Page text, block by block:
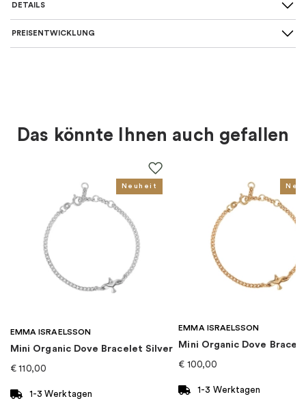
DETAILS
SKU
Damen, Herren, Kinder
: 9120700901993
Kollektion Charm Club
Charms
Marke: Thomas Sabo
PREISENTWICKLUNG
Das könnte Ihnen auch gefallen
Neuheit
EMMA ISRAELSSON
Mini Organic Dove Bracelet Silver
€ 110,00
1-3 Werktagen
EMMA ISRAELSSON
Mini Organic Dove
€ 100,00
1-3 Werktagen